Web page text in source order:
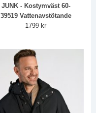
JUNK - Kostymväst 60-
39519 Vattenavstötande
1799 kr